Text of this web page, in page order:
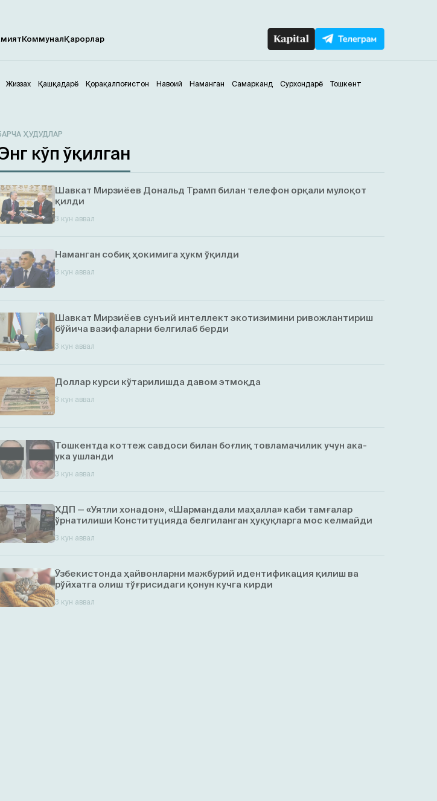
КоммуналҚарорлар
Жиззах Қашқадарё Қорақалпоғистон Навоий Наманган Самарканд Сурхондарё Тошкент
ҲУДУДЛАР
кўп ўқилган
Шавкат Мирзиёев Дональд Трамп билан телефон орқали мулоқот
қилди
3 кун аввал
Наманган собиқ ҳокимига ҳукм ўқилди
3 кун аввал
Шавкат Мирзиёев сунъий интеллект экотизимини ривожлантириш
бўйича вазифаларни белгилаб берди
3 кун аввал
Доллар курси кўтарилишда давом этмоқда
3 кун аввал
Тошкентда коттеж савдоси билан боғлиқ товламачилик учун ака-
ука ушланди
3 кун аввал
ХДП — «Уятли хонадон», «Шармандали маҳалла» каби тамғалар
ўрнатилиши Конституцияда белгиланган ҳуқуқларга мос келмайди
3 кун аввал
Ўзбекистонда ҳайвонларни мажбурий идентификация қилиш ва
рўйхатга олиш тўғрисидаги қонун кучга кирди
3 кун аввал